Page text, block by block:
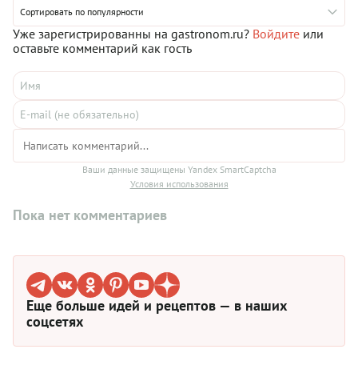
Сортировать по популярности
Уже зарегистрированны на gastronom.ru? Войдите или
оставьте комментарий как гость
Ваши данные защищены Yandex SmartCaptcha
Условия использования
Пока нет комментариев
Еще больше идей и рецептов — в наших
соцсетях